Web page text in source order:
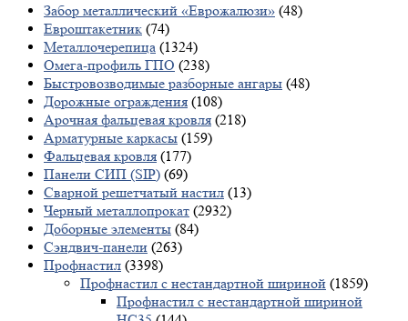
Забор металлический «Еврожалюзи» (48)
Евроштакетник (74)
Металлочерепица (1324)
Омега-профиль ГПО (238)
Быстровозводимые разборные ангары (48)
Дорожные ограждения (108)
Арочная фальцевая кровля (218)
Арматурные каркасы (159)
Фальцевая кровля (177)
Панели СИП (SIP) (69)
Сварной решетчатый настил (13)
Черный металлопрокат (2932)
Доборные элементы (84)
Сэндвич-панели (263)
Профнастил (3398)
Профнастил с нестандартной шириной (1859)
Профнастил с нестандартной шириной